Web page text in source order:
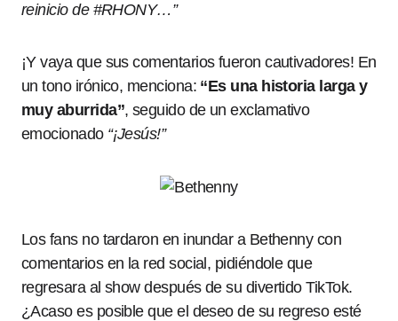
reinicio de #RHONY…”
¡Y vaya que sus comentarios fueron cautivadores! En
un tono irónico, menciona: “Es una historia larga y
muy aburrida”, seguido de un exclamativo
emocionado “¡Jesús!”
Los fans no tardaron en inundar a Bethenny con
comentarios en la red social, pidiéndole que
regresara al show después de su divertido TikTok.
¿Acaso es posible que el deseo de su regreso esté